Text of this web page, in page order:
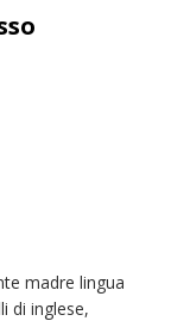
madre lingua
di inglese,